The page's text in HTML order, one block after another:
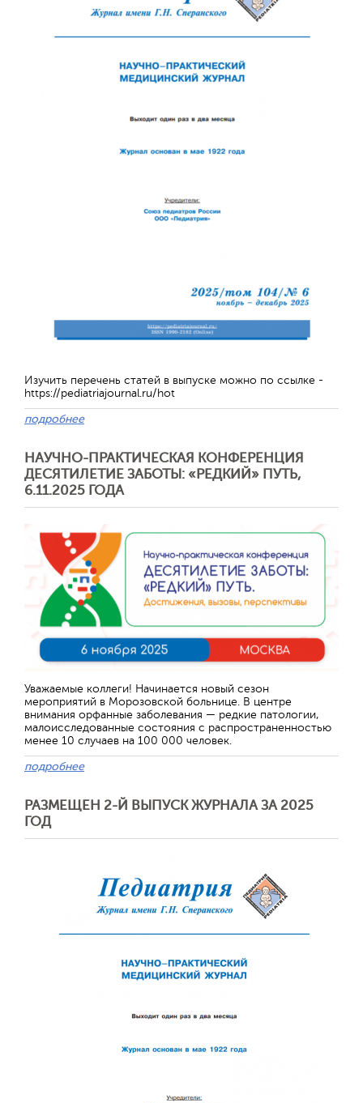
Изучить перечень статей в выпуске можно по ссылке -
https://pediatriajournal.ru/hot
подробнее
НАУЧНО-ПРАКТИЧЕСКАЯ КОНФЕРЕНЦИЯ
ДЕСЯТИЛЕТИЕ ЗАБОТЫ: «РЕДКИЙ» ПУТЬ,
6.11.2025 ГОДА
Уважаемые коллеги! Начинается новый сезон
мероприятий в Морозовской больнице. В центре
внимания орфанные заболевания — редкие патологии,
малоисследованные состояния с распространенностью
менее 10 случаев на 100 000 человек.
подробнее
РАЗМЕЩЕН 2-Й ВЫПУСК ЖУРНАЛА ЗА 2025
ГОД